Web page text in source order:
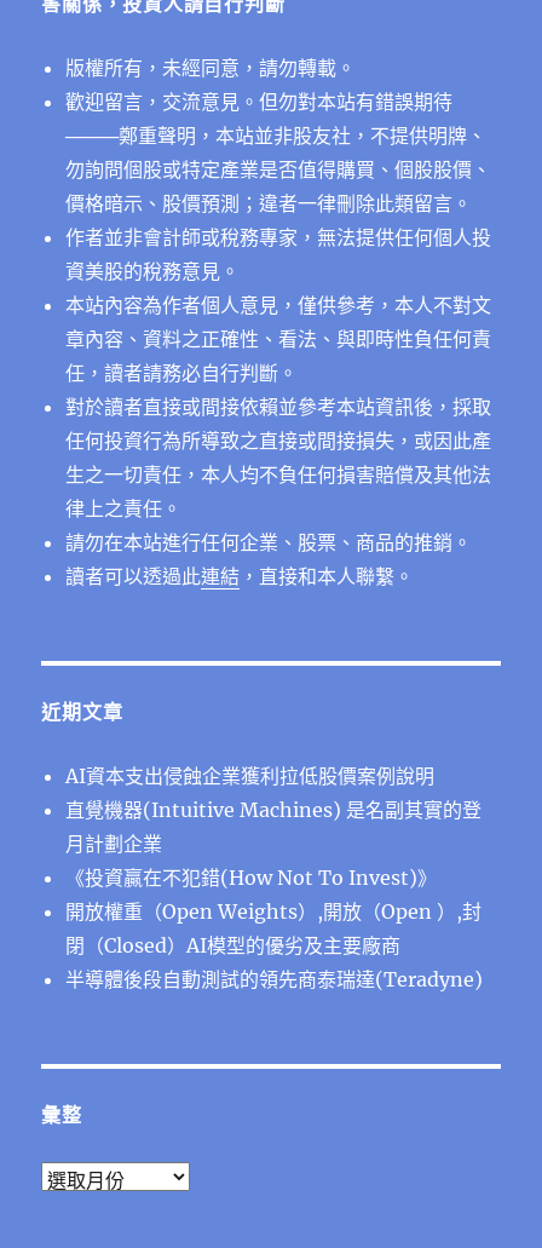
版權所有，未經同意，請勿轉載。
歡迎留言，交流意見。但勿對本站有錯誤期待
────鄭重聲明，本站並非股友社，不提供明牌、
勿詢問個股或特定產業是否值得購買、個股股價、
價格暗示、股價預測；違者一律刪除此類留言。
作者並非會計師或稅務專家，無法提供任何個人投
資美股的稅務意見。
本站內容為作者個人意見，僅供參考，本人不對文
章內容、資料之正確性、看法、與即時性負任何責
任，讀者請務必自行判斷。
對於讀者直接或間接依賴並參考本站資訊後，採取
任何投資行為所導致之直接或間接損失，或因此產
生之一切責任，本人均不負任何損害賠償及其他法
律上之責任。
請勿在本站進行任何企業、股票、商品的推銷。
讀者可以透過此連結 ，直接和本人聯繫。
近期文章
AI資本支出侵蝕企業獲利拉低股價案例說明
直覺機器(Intuitive Machines) 是名副其實的登
月計劃企業
《投資贏在不犯錯(How Not To Invest)》
開放權重（Open Weights）,開放（Open ）,封
閉（Closed）AI模型的優劣及主要廠商
半導體後段⾃動測試的領先商泰瑞達(Teradyne)
彙整
彙